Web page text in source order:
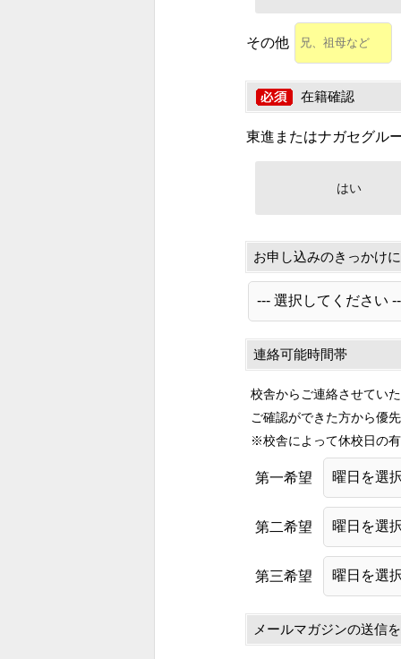
その他
在籍確認
東進またはナガセグル
はい
お申し込みのきっかけ
連絡可能時間帯
校舎からご連絡させてい
ご確認ができた方から優
※校舎によって休校日の
第一希望
第二希望
第三希望
メールマガジンの送信